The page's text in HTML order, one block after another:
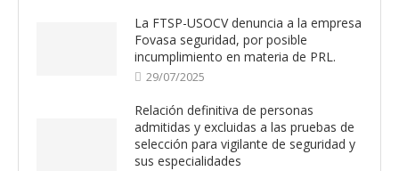
La FTSP-USOCV denuncia a la empresa
Fovasa seguridad, por posible
incumplimiento en materia de PRL.
29/07/2025
Relación definitiva de personas
admitidas y excluidas a las pruebas de
selección para vigilante de seguridad y
sus especialidades